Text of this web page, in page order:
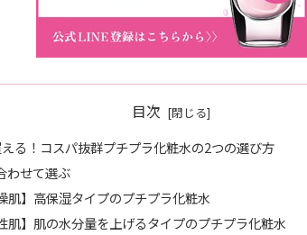
目次
る！コスパ抜群プチプラ化粧水の2つの選び方
わせて選ぶ
】高保湿タイプのプチプラ化粧水
】肌の水分量を上げるタイプのプチプラ化粧水